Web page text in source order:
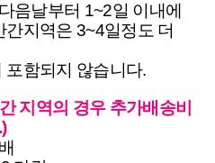
음날부터 1~2일 이내에
지역은 3~4일정도 더
포함되지 않습니다.
지역의 경우 추가배송비